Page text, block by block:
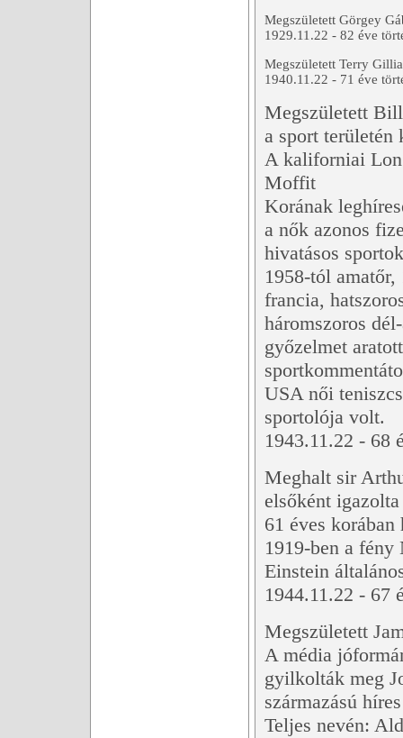
Megszületett Görgey
1929.11.22 - 82 éve
Megszületett Terry
1940.11.22 - 71 éve
Megszületett
a sport területén
A kaliforniai
Moffit
Korának
a nők azonos
hivatásos
1958-tól
francia,
háromszoros
győzelmet
USA női
sportolója volt.
1943.11.22 - 68
Meghalt sir
elsőként
61 éves korában
1919-ben a
Einstein
1944.11.22 - 67
Megszületett
A média
gyilkolták meg
származású
Teljes nevén: